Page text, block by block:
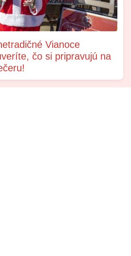
Vianoce
čo si pripravujú na